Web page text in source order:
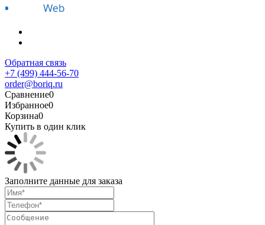
Обратная связь
+7 (499) 444-56-70
order@boriq.ru
Сравнение0
Избранное0
Корзина0
Купить в один клик
Заполните данные для заказа